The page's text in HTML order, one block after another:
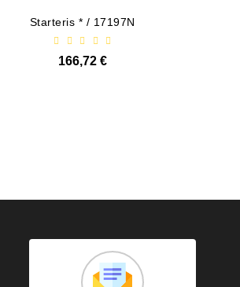
Starteris * / 17197N
166,72 €